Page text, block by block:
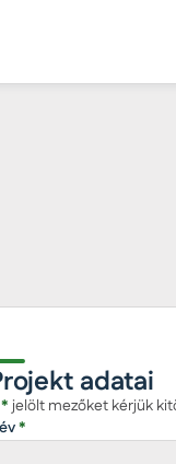
adatai
*jelölt mezőket kérjük
*